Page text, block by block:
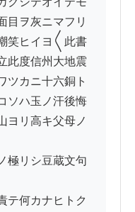
目ヲ灰ニマフリ
笑ヒイヨ〱此書
此度信州大地震
ツカニ十六銅ト
ソハ玉ノ汗後悔
ヨリ高キ父母ノ
極リシ豆蔵文句
テ何カナヒトク